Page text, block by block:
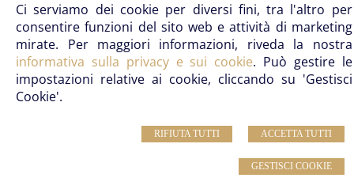
Ci serviamo dei cookie per diversi fini, tra l'altro per
consentire funzioni del sito web e attività di marketing
mirate. Per maggiori informazioni, riveda la nostra
informativa sulla privacy e sui cookie. Può gestire le
impostazioni relative ai cookie, cliccando su 'Gestisci
Cookie'.
ACCETTA TUTTI
RIFIUTA TUTTI
GESTISCI COOKIE
Studio Notarile Pagano - Notaio Massimo Pagano –
Notaio Gianluca Pagano
Telefono: 0577 46980 | Email:info@notaiopagano.com
Sede:La Lizza, 10 – 53100 Siena (SI)- Sede
secondaria:Via Suor Gemma, 2, 53021 Abbadia San
Salvatore
© 2026 Copyright Studio Notarile Pagano. Tutti i diritti riservati | P.IVA
Cookie Policy-Gestisci Cookie-